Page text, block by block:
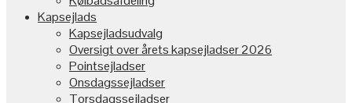
Kapsejlads
Kapsejladsudvalg
Oversigt over årets kapsejladser 2026
Pointsejladser
Onsdagssejladser
Torsdagssejladser